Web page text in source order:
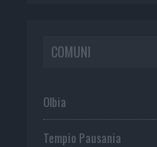
COMUNI
Olbia
Tempio Pausania